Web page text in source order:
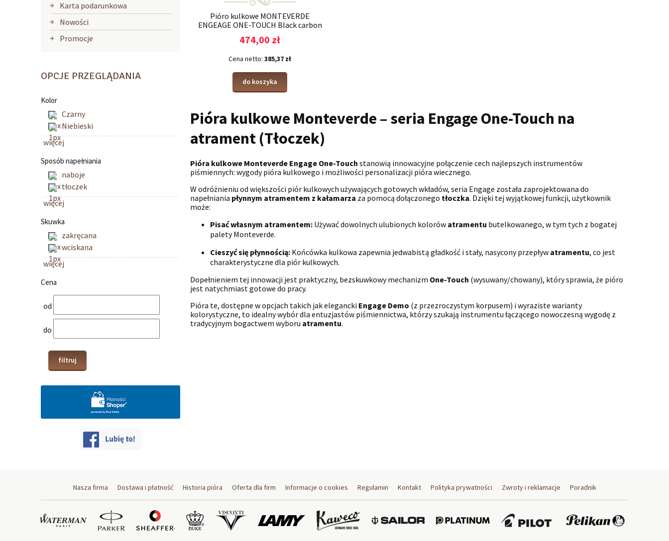
Karta podarunkowa
Nowości
Promocje
OPCJE PRZEGLĄDANIA
Kolor
Czarny
Niebieski
więcej
Sposób napełniania
naboje
tłoczek
więcej
Skuwka
zakręcana
wciskana
więcej
Cena
od
do
filtruj
Pióro kulkowe MONTEVERDE
ENGEAGE ONE-TOUCH Black carbon
474,00 zł
Cena netto: 385,37 zł
do koszyka
Pióra kulkowe Monteverde – seria Engage One-Touch na
atrament (Tłoczek)
Pióra kulkowe Monteverde Engage One-Touch stanowią innowacyjne połączenie cech najlepszych instrumentów
piśmiennych: wygody pióra kulkowego i możliwości personalizacji pióra wiecznego.
W odróżnieniu od większości piór kulkowych używających gotowych wkładów, seria Engage została zaprojektowana do
napełniania płynnym atramentem z kałamarza za pomocą dołączonego tłoczka. Dzięki tej wyjątkowej funkcji, użytkownik
może:
Pisać własnym atramentem: Używać dowolnych ulubionych kolorów atramentu butelkowanego, w tym tych z bogatej
palety Monteverde.
Cieszyć się płynnością: Końcówka kulkowa zapewnia jedwabistą gładkość i stały, nasycony przepływ atramentu, co jest
charakterystyczne dla piór kulkowych.
Dopełnieniem tej innowacji jest praktyczny, bezskuwkowy mechanizm One-Touch (wysuwany/chowany), który sprawia, że pióro
jest natychmiast gotowe do pracy.
Pióra te, dostępne w opcjach takich jak elegancki Engage Demo (z przezroczystym korpusem) i wyraziste warianty
kolorystyczne, to idealny wybór dla entuzjastów piśmiennictwa, którzy szukają instrumentu łączącego nowoczesną wygodę z
tradycyjnym bogactwem wyboru atramentu.
Nasza firma Dostawa i płatność Historia pióra Oferta dla firm Informacje o cookies Regulamin Kontakt Polityka prywatności Zwroty i reklamacje Poradnik